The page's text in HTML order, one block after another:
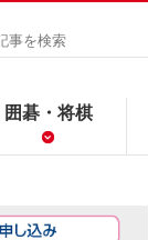
囲碁・将棋